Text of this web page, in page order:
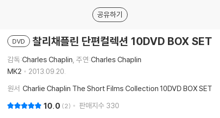
공유하기
DVD 찰리채플린 단편컬렉션 10DVD BOX SET
감독:Charles Chaplin, 주연:Charles Chaplin
MK2
2013.09.20.
원서 Charlie Chaplin The Short Films Collection 10DVD BOX SET
10.0 2 판매지수 330